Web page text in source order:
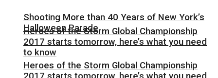
Heroes of the Storm Global Championship
2017 starts tomorrow, here’s what you need
to know
Shooting More than 40 Years of New York’s
Halloween Parade
Heroes of the Storm Global Championship